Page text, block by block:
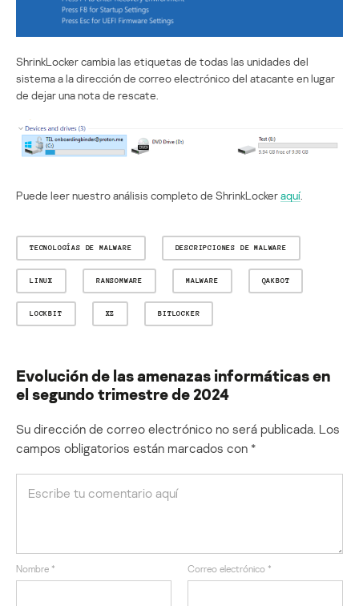
ShrinkLocker cambia las etiquetas de todas las unidades del
sistema a la dirección de correo electrónico del atacante en lugar
de dejar una nota de rescate.
Puede leer nuestro análisis completo de ShrinkLockeraquí.
TECNOLOGÍAS DE MALWARE DESCRIPCIONES DE MALWARE
LINUX RANSOMWARE MALWARE QAKBOT
LOCKBIT XZ BITLOCKER
Evolución de las amenazas informáticas en
el segundo trimestre de 2024
Su dirección de correo electrónico no será publicada. Los
campos obligatorios están marcados con *
Nombre * Correo electrónico *